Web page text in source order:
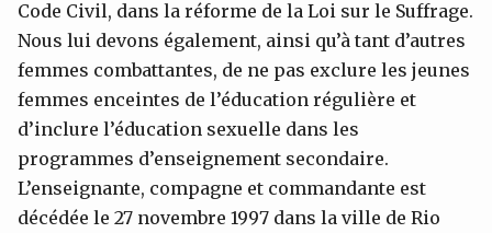
Code Civil, dans la réforme de la Loi sur le Suffrage.
Nous lui devons également, ainsi qu’à tant d’autres
femmes combattantes, de ne pas exclure les jeunes
femmes enceintes de l’éducation régulière et
d’inclure l’éducation sexuelle dans les
programmes d’enseignement secondaire.
L’enseignante, compagne et commandante est
décédée le 27 novembre 1997 dans la ville de Rio